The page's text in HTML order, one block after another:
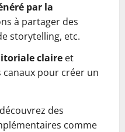
par la
à partager des
storytelling, etc.
claire et
pour créer un
des
comme